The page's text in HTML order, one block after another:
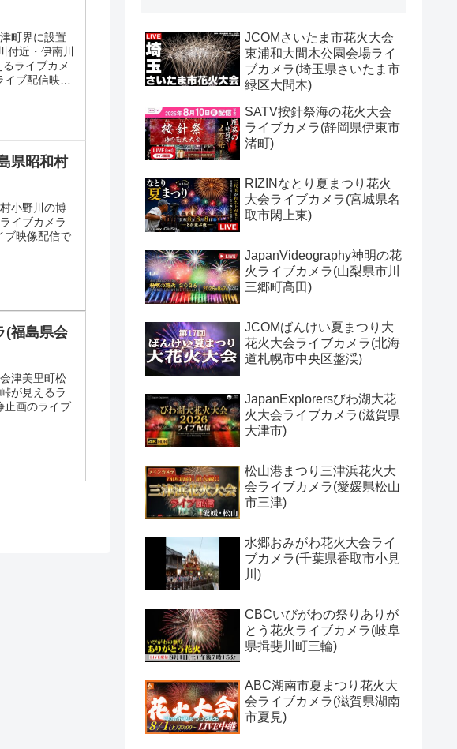
町界に設置
付近・伊南川
ライブカメ
ブ配信映像
県昭和村
小野川の博
イブカメラ
ブ映像配信で
(福島県会
津美里町松
が見えるラ
止画のライブ
JCOMさいたま市花火大会
東浦和大間木公園会場ライ
ブカメラ(埼玉県さいたま市
緑区大間木)
SATV按針祭海の花火大会
ライブカメラ(静岡県伊東市
渚町)
RIZINなとり夏まつり花火
大会ライブカメラ(宮城県名
取市閖上東)
JapanVideography神明の花
火ライブカメラ(山梨県市川
三郷町高田)
JCOMばんけい夏まつり大
花火大会ライブカメラ(北海
道札幌市中央区盤渓)
JapanExplorersびわ湖大花
火大会ライブカメラ(滋賀県
大津市)
松山港まつり三津浜花火大
会ライブカメラ(愛媛県松山
市三津)
水郷おみがわ花火大会ライ
ブカメラ(千葉県香取市小見
川)
CBCいびがわの祭りありが
とう花火ライブカメラ(岐阜
県揖斐川町三輪)
ABC湖南市夏まつり花火大
会ライブカメラ(滋賀県湖南
市夏見)